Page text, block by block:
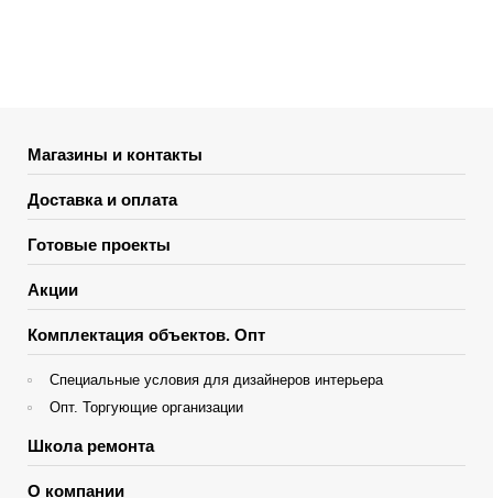
Магазины и контакты
Доставка и оплата
Готовые проекты
Акции
Комплектация объектов. Опт
Специальные условия для дизайнеров интерьера
Опт. Торгующие организации
Школа ремонта
О компании